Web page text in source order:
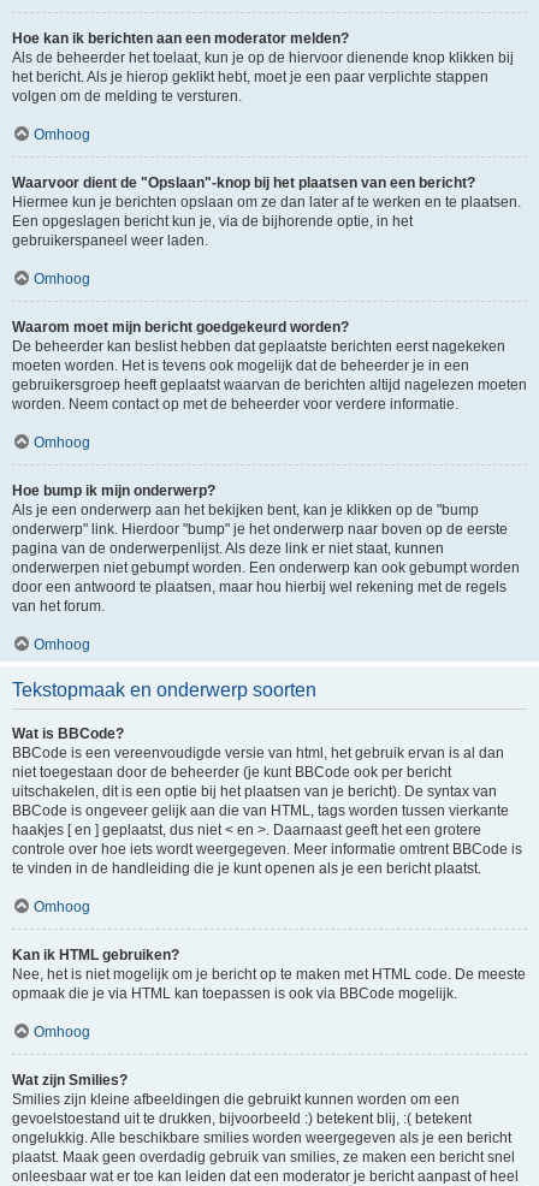
Hoe kan ik berichten aan een moderator melden?
Als de beheerder het toelaat, kun je op de hiervoor dienende knop klikken bij
het bericht. Als je hierop geklikt hebt, moet je een paar verplichte stappen
volgen om de melding te versturen.
Omhoog
Waarvoor dient de "Opslaan"-knop bij het plaatsen van een bericht?
Hiermee kun je berichten opslaan om ze dan later af te werken en te plaatsen.
Een opgeslagen bericht kun je, via de bijhorende optie, in het
gebruikerspaneel weer laden.
Omhoog
Waarom moet mijn bericht goedgekeurd worden?
De beheerder kan beslist hebben dat geplaatste berichten eerst nagekeken
moeten worden. Het is tevens ook mogelijk dat de beheerder je in een
gebruikersgroep heeft geplaatst waarvan de berichten altijd nagelezen moeten
worden. Neem contact op met de beheerder voor verdere informatie.
Omhoog
Hoe bump ik mijn onderwerp?
Als je een onderwerp aan het bekijken bent, kan je klikken op de "bump
onderwerp" link. Hierdoor "bump" je het onderwerp naar boven op de eerste
pagina van de onderwerpenlijst. Als deze link er niet staat, kunnen
onderwerpen niet gebumpt worden. Een onderwerp kan ook gebumpt worden
door een antwoord te plaatsen, maar hou hierbij wel rekening met de regels
van het forum.
Omhoog
Tekstopmaak en onderwerp soorten
Wat is BBCode?
BBCode is een vereenvoudigde versie van html, het gebruik ervan is al dan
niet toegestaan door de beheerder (je kunt BBCode ook per bericht
uitschakelen, dit is een optie bij het plaatsen van je bericht). De syntax van
BBCode is ongeveer gelijk aan die van HTML, tags worden tussen vierkante
haakjes [ en ] geplaatst, dus niet < en >. Daarnaast geeft het een grotere
controle over hoe iets wordt weergegeven. Meer informatie omtrent BBCode is
te vinden in de handleiding die je kunt openen als je een bericht plaatst.
Omhoog
Kan ik HTML gebruiken?
Nee, het is niet mogelijk om je bericht op te maken met HTML code. De meeste
opmaak die je via HTML kan toepassen is ook via BBCode mogelijk.
Omhoog
Wat zijn Smilies?
Smilies zijn kleine afbeeldingen die gebruikt kunnen worden om een
gevoelstoestand uit te drukken, bijvoorbeeld :) betekent blij, :( betekent
ongelukkig. Alle beschikbare smilies worden weergegeven als je een bericht
plaatst. Maak geen overdadig gebruik van smilies, ze maken een bericht snel
onleesbaar wat er toe kan leiden dat een moderator je bericht aanpast of heel